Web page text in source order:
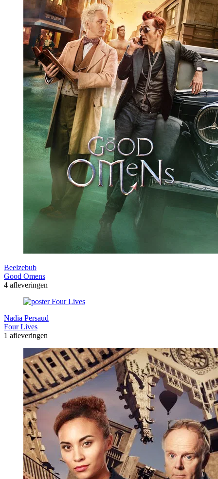
Beelzebub
Good Omens
4 afleveringen
Nadia Persaud
Four Lives
1 afleveringen